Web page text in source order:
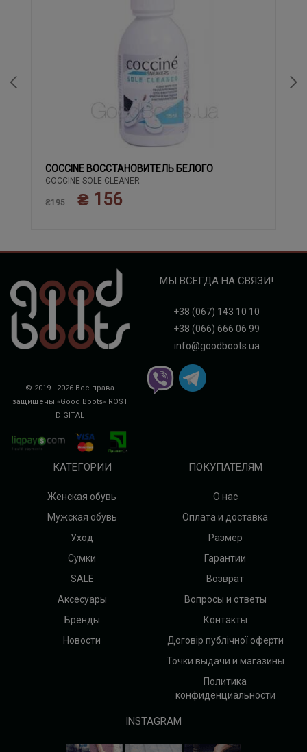
COCCINE ВОССТАНОВИТЕЛЬ БЕЛОГО
COCCINE SOLE CLEANER
₴195 ₴ 156
© 2019 - 2026 Все права
защищены «Good Boots» ROST
DIGITAL
МЫ ВСЕГДА НА СВЯЗИ!
+38 (067) 143 10 10
+38 (066) 666 06 99
info@goodboots.ua
КАТЕГОРИИ
Женская обувь
Мужская обувь
Уход
Сумки
SALE
Аксесуары
Бренды
Новости
ПОКУПАТЕЛЯМ
О нас
Оплата и доставка
Размер
Гарантии
Возврат
Вопросы и ответы
Контакты
Договір публічної оферти
Точки выдачи и магазины
Политика
конфиденциальности
INSTAGRAM